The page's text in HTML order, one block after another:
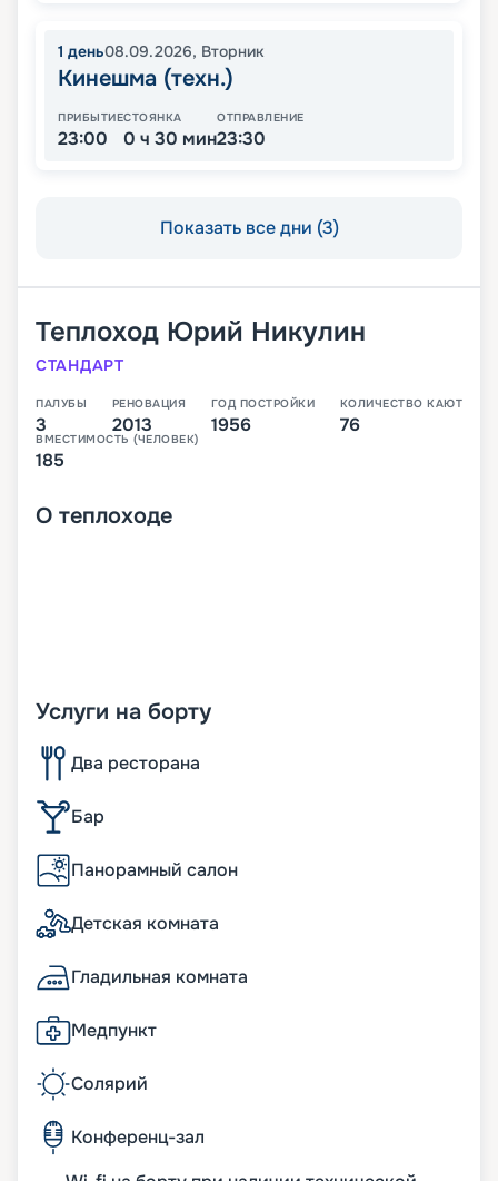
1 день08.09.2026, Вторник
Кинешма (техн.)
ПРИБЫТИЕ
23:00
СТОЯНКА
0 ч 30 мин
ОТПРАВЛЕНИЕ
23:30
Показать все дни (3)
Теплоход Юрий Никулин
СТАНДАРТ
ПАЛУБЫ
3
РЕНОВАЦИЯ
2013
ГОД ПОСТРОЙКИ
1956
КОЛИЧЕСТВО КАЮТ
76
ВМЕСТИМОСТЬ (ЧЕЛОВЕК)
185
О теплоходе
Услуги на борту
Два ресторана
Бар
Панорамный салон
Детская комната
Гладильная комната
Медпункт
Солярий
Конференц-зал